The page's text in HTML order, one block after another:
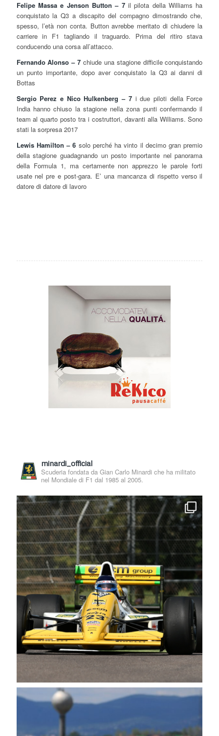
Felipe Massa e Jenson Button – 7il pilota della Williams ha
conquistato la Q3 a discapito del compagno dimostrando che,
spesso, l’età non conta. Button avrebbe meritato di chiudere la
carriere in F1 tagliando il traguardo. Prima del ritiro stava
conducendo una corsa all’attacco.
Fernando Alonso – 7 chiude una stagione difficile conquistando
un punto importante, dopo aver conquistato la Q3 ai danni di
Bottas
Sergio Perez e Nico Hulkenberg – 7i due piloti della Force
India hanno chiuso la stagione nella zona punti confermando il
team al quarto posto tra i costruttori, davanti alla Williams. Sono
stati la sorpresa 2017
Lewis Hamilton – 6 solo perché ha vinto il decimo gran premio
della stagione guadagnando un posto importante nel panorama
della Formula 1, ma certamente non apprezzo le parole forti
usate nel pre e post-gara. E’ una mancanza di rispetto verso il
datore di datore di lavoro
minardi_official
Scuderia fondata da Gian Carlo Minardi che ha militato
nel Mondiale di F1 dal 1985 al 2005.